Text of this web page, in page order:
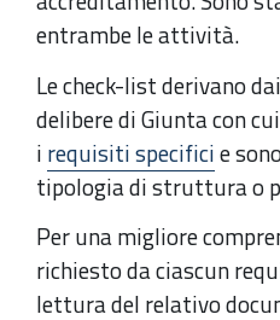
entrambe le attività.
Le check-list derivano
delibere di Giunta con
i requisiti specificie
tipologia di struttura o
Per una migliore
richiesto da ciascun
lettura del relativo